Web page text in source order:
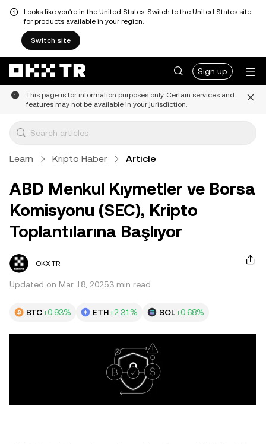
Looks like you're in the United States. Switch to the United States site
for products available in your region.
Switch site
Sign up
This page is for information purposes only. Certain services and
features may not be available in your jurisdiction.
Learn Kripto Haber Article
ABD Menkul Kıymetler ve Borsa
Komisyonu (SEC), Kripto
Toplantılarına Başlıyor
OKX TR
Updated on Mar 18, 20253 min read
BTC+0.93% ETH+2.31% SOL+0.68%